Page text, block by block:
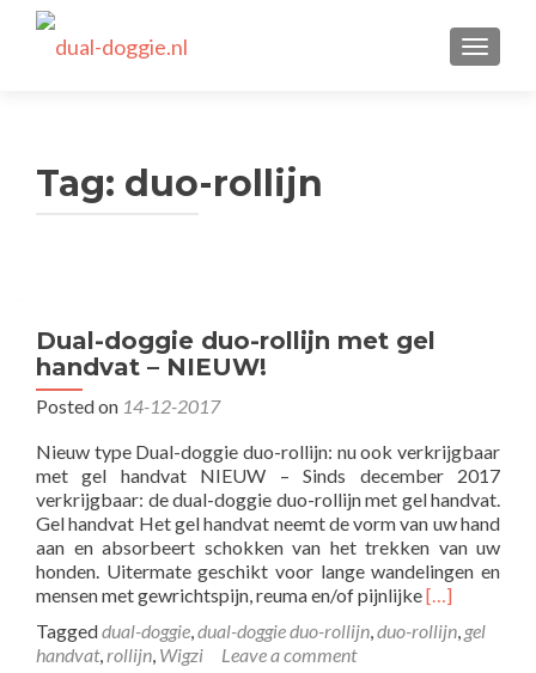
Tag: duo-rollijn
Dual-doggie duo-rollijn met gel
handvat – NIEUW!
Posted on 14-12-2017
Nieuw type Dual-doggie duo-rollijn: nu ook verkrijgbaar
met gel handvat NIEUW – Sinds december 2017
verkrijgbaar: de dual-doggie duo-rollijn met gel handvat.
Gel handvat Het gel handvat neemt de vorm van uw hand
aan en absorbeert schokken van het trekken van uw
honden. Uitermate geschikt voor lange wandelingen en
mensen met gewrichtspijn, reuma en/of pijnlijkeRead
about
[…]
Taggeddual-doggie,dual-doggie duo-rollijn,duo-rollijn, gel
handvat,rollijn, Wigzi Leave a comment